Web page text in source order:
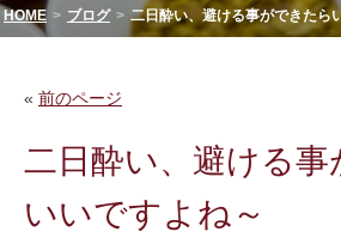
HOME ブログ 二日酔い、避ける事ができたら
« 前のページ
二日酔い、避ける事
いいですよね～